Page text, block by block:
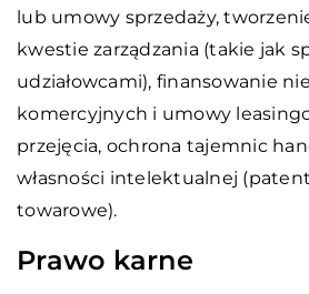
lub umowy sprzedaży,
kwestie zarządzania (takie jak
udziałowcami), finansowanie
komercyjnych i umowy
przejęcia, ochrona tajemnic
własności intelektualnej
towarowe).
Prawo karne